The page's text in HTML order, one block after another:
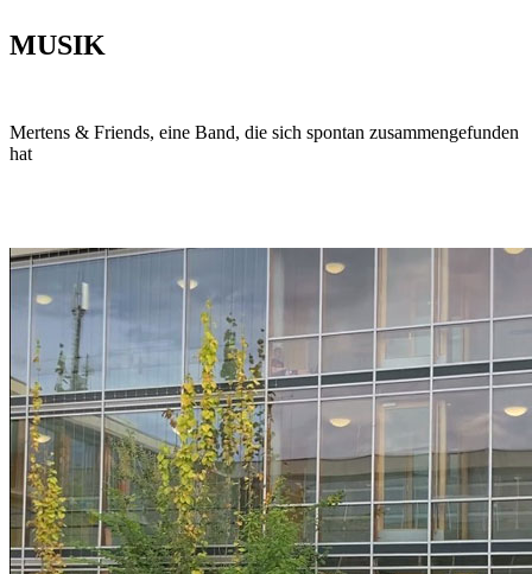
MUSIK
Mertens & Friends, eine Band, die sich spontan zusammengefunden
hat